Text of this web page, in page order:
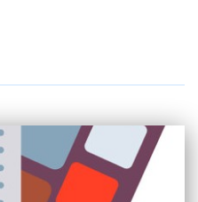
Маълумот